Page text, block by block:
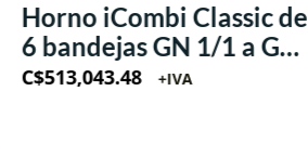
Horno iCombi Classic de
6 bandejas GN 1/1 a Gas
LP 220V/60Hz/1Ph
C$513,043.48 +IVA